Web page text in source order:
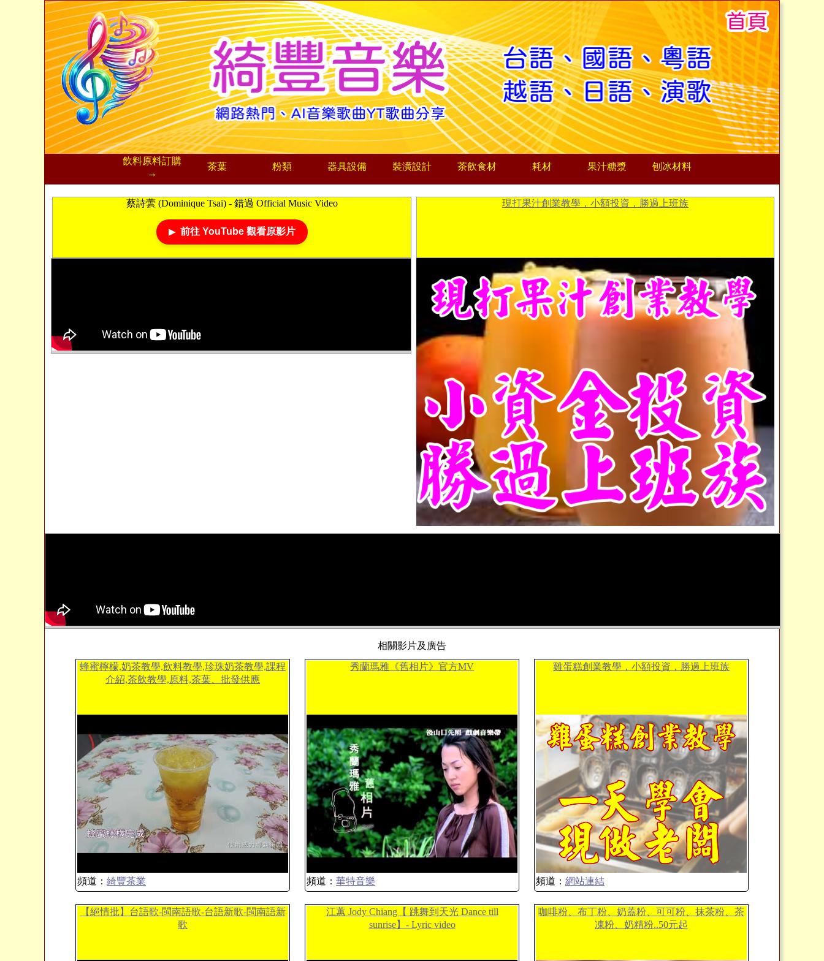
飲料原料訂購
→
茶葉 粉類 器具設備 裝潢設計 茶飲食材 耗材 果汁糖漿 刨冰材料
蔡詩蕓 (Dominique Tsai) - 錯過 Official Music Video
前往 YouTube 觀看原影片
現打果汁創業教學，小額投資，勝過上班族
相關影片及廣告
蜂蜜檸檬,奶茶教學,飲料教學,珍珠奶茶教學,課程
介紹,茶飲教學,原料,茶葉、批發供應
頻道： 綺豐茶業
秀蘭瑪雅《舊相片》官方MV
頻道： 華特音樂
雞蛋糕創業教學，小額投資，勝過上班族
頻道： 網站連結
【絕情批】台語歌-閩南語歌-台語新歌-閩南語新
歌
江蕙 Jody Chiang【 跳舞到天光 Dance till
sunrise】- Lyric video
咖啡粉、布丁粉、奶蓋粉、可可粉、抹茶粉、茶
凍粉、奶精粉..50元起